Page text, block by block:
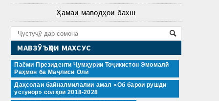
Ҳамаи маводҳои бахш
МАВЗӮЪҲОИ МАХСУС
Паёми Президенти Ҷумҳурии Тоҷикистон Эмомалӣ
Раҳмон ба Маҷлиси Олӣ
Даҳсолаи байналмилалии амал «Об барои рушди
устувор» солҳои 2018-2028